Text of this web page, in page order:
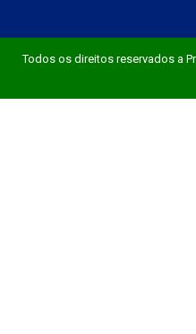
Todos os direitos reservados a